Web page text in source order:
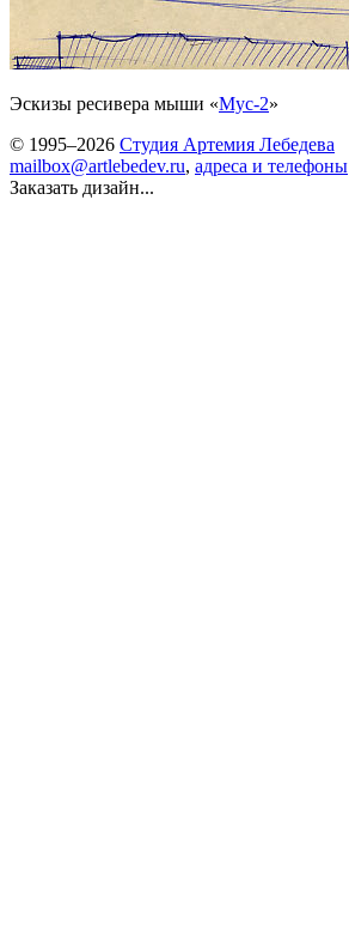
Эскизы ресивера мыши «Мус-2»
© 1995–2026 Студия Артемия Лебедева
mailbox@artlebedev.ru, адреса и телефоны
Заказать дизайн...